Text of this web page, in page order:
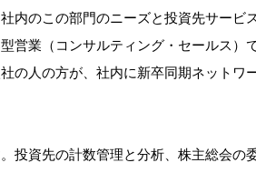
内のこの部門のニーズと投資先サービ
営業（コンサルティング・セールス）
の人の方が、社内に新卒同期ネットワ
投資先の計数管理と分析、株主総会の